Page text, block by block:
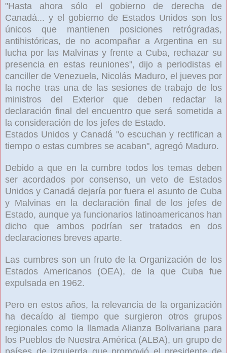
"Hasta ahora sólo el gobierno de derecha de
Canadá... y el gobierno de Estados Unidos son los
únicos que mantienen posiciones retrógradas,
antihistóricas, de no acompañar a Argentina en su
lucha por las Malvinas y frente a Cuba, rechazar su
presencia en estas reuniones", dijo a periodistas el
canciller de Venezuela, Nicolás Maduro, el jueves por
la noche tras una de las sesiones de trabajo de los
ministros del Exterior que deben redactar la
declaración final del encuentro que será sometida a
la consideración de los jefes de Estado.
Estados Unidos y Canadá "o escuchan y rectifican a
tiempo o estas cumbres se acaban", agregó Maduro.
Debido a que en la cumbre todos los temas deben
ser acordados por consenso, un veto de Estados
Unidos y Canadá dejaría por fuera el asunto de Cuba
y Malvinas en la declaración final de los jefes de
Estado, aunque ya funcionarios latinoamericanos han
dicho que ambos podrían ser tratados en dos
declaraciones breves aparte.
Las cumbres son un fruto de la Organización de los
Estados Americanos (OEA), de la que Cuba fue
expulsada en 1962.
Pero en estos años, la relevancia de la organización
ha decaído al tiempo que surgieron otros grupos
regionales como la llamada Alianza Bolivariana para
los Pueblos de Nuestra América (ALBA), un grupo de